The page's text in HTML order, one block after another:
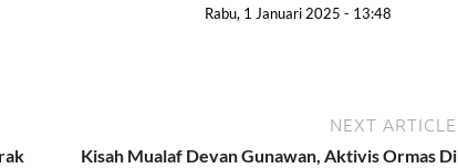
Rabu, 1 Januari 2025 - 13:48
NEXT ARTICLE
Kisah Mualaf Devan Gunawan, Aktivis Ormas Di